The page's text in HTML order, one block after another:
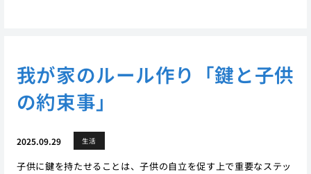
我が家のルール作り「鍵と子供
の約束事」
2025.09.29 生活
子供に鍵を持たせることは、子供の自立を促す上で重要なステッ